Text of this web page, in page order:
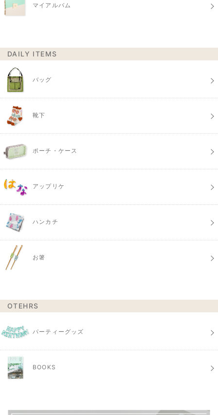
マイアルバム
DAILY ITEMS
バッグ
靴下
ポーチ・ケース
アップリケ
ハンカチ
お箸
OTEHRS
パーティーグッズ
BOOKS